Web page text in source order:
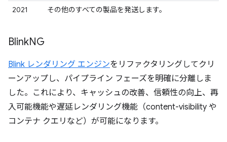
2021
その他のすべての製品を発送します。
BlinkNG
Blink レンダリング エンジンをリファクタリングしてクリ
ーンアップし、パイプライン フェーズを明確に分離しま
した。これにより、キャッシュの改善、信頼性の向上、再
入可能機能や遅延レンダリング機能（content-visibility や
コンテナ クエリなど）が可能になります。